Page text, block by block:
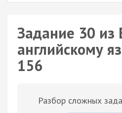
Задание 30 из
английскому
156
Разбор сложных